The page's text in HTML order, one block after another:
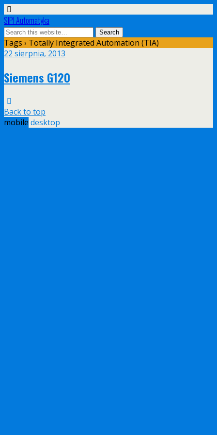
SIPI Automatyka
Tags › Totally Integrated Automation (TIA)
22 sierpnia, 2013
Siemens G120
Back to top
mobile desktop